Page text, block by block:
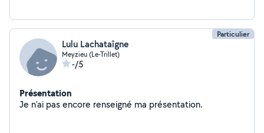
Particulier
Lulu Lachataîgne
Meyzieu (Le-Trillet)
-/5
Présentation
Je n'ai pas encore renseigné ma présentation.